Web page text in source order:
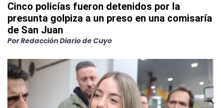
Cinco policías fueron detenidos por la
presunta golpiza a un preso en una comisaría
de San Juan
PorRedacción Diario de Cuyo